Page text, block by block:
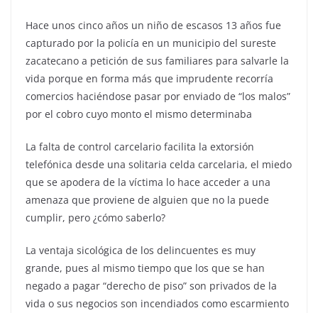
Hace unos cinco años un niño de escasos 13 años fue
capturado por la policía en un municipio del sureste
zacatecano a petición de sus familiares para salvarle la
vida porque en forma más que imprudente recorría
comercios haciéndose pasar por enviado de “los malos”
por el cobro cuyo monto el mismo determinaba
La falta de control carcelario facilita la extorsión
telefónica desde una solitaria celda carcelaria, el miedo
que se apodera de la víctima lo hace acceder a una
amenaza que proviene de alguien que no la puede
cumplir, pero ¿cómo saberlo?
La ventaja sicológica de los delincuentes es muy
grande, pues al mismo tiempo que los que se han
negado a pagar “derecho de piso” son privados de la
vida o sus negocios son incendiados como escarmiento